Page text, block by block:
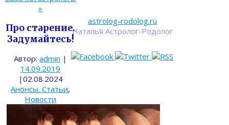
astrolog-rodolog.ru
Наталья Астролог-Родолог
»
Про старение.
Задумайтесь!
Автор: admin |
14.09.2019
| 02.08.2024
Анонсы. Статьи,
Новости